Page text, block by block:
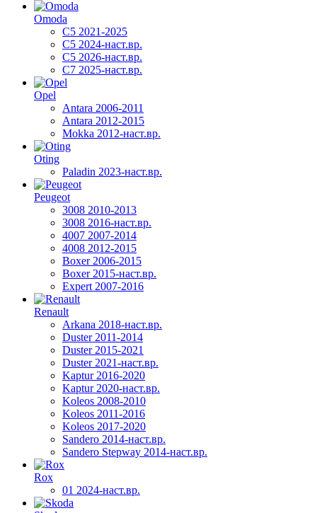
Omoda
C5 2021-2025
C5 2024-наст.вр.
C5 2026-наст.вр.
C7 2025-наст.вр.
Opel
Antara 2006-2011
Antara 2012-2015
Mokka 2012-наст.вр.
Oting
Paladin 2023-наст.вр.
Peugeot
3008 2010-2013
3008 2016-наст.вр.
4007 2007-2014
4008 2012-2015
Boxer 2006-2015
Boxer 2015-наст.вр.
Expert 2007-2016
Renault
Arkana 2018-наст.вр.
Duster 2011-2014
Duster 2015-2021
Duster 2021-наст.вр.
Kaptur 2016-2020
Kaptur 2020-наст.вр.
Koleos 2008-2010
Koleos 2011-2016
Koleos 2017-2020
Sandero 2014-наст.вр.
Sandero Stepway 2014-наст.вр.
Rox
01 2024-наст.вр.